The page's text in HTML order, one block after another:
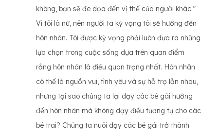
không, bạn sẽ đe dọa đến vị thế của người khác.”
Vì tôi là nữ, nên người ta kỳ vọng tôi sẽ hướng đến
hôn nhân. Tôi được kỳ vọng phải luôn đưa ra những
lựa chọn trong cuộc sống dựa trên quan điểm
rằng hôn nhân là điều quan trọng nhất. Hôn nhân
có thể là nguồn vui, tình yêu và sự hỗ trợ lẫn nhau,
nhưng tại sao chúng ta lại dạy các bé gái hướng
đến hôn nhân mà không dạy điều tương tự cho các
bé trai? Chúng ta nuôi dạy các bé gái trở thành